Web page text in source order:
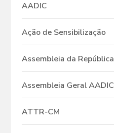
AADIC
Ação de Sensibilização
Assembleia da República
Assembleia Geral AADIC
ATTR-CM